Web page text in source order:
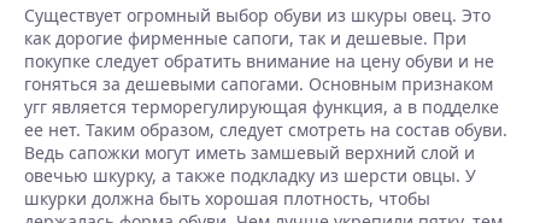
Существует огромный выбор обуви из шкуры овец. Это
как дорогие фирменные сапоги, так и дешевые. При
покупке следует обратить внимание на цену обуви и не
гоняться за дешевыми сапогами. Основным признаком
угг является терморегулирующая функция, а в подделке
ее нет. Таким образом, следует смотреть на состав обуви.
Ведь сапожки могут иметь замшевый верхний слой и
овечью шкурку, а также подкладку из шерсти овцы. У
шкурки должна быть хорошая плотность, чтобы